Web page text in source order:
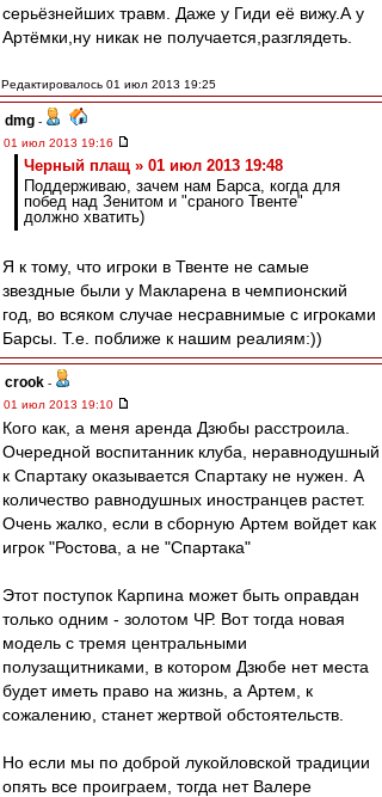
серьёзнейших травм. Даже у Гиди её вижу.А у
Артёмки,ну никак не получается,разглядеть.
Редактировалось 01 июл 2013 19:25
dmg -
01 июл 2013 19:16
Черный плащ » 01 июл 2013 19:48
Поддерживаю, зачем нам Барса, когда для
побед над Зенитом и "сраного Твенте"
должно хватить)
Я к тому, что игроки в Твенте не самые
звездные были у Макларена в чемпионский
год, во всяком случае несравнимые с игроками
Барсы. Т.е. поближе к нашим реалиям:))
crook -
01 июл 2013 19:10
Кого как, а меня аренда Дзюбы расстроила.
Очередной воспитанник клуба, неравнодушный
к Спартаку оказывается Спартаку не нужен. А
количество равнодушных иностранцев растет.
Очень жалко, если в сборную Артем войдет как
игрок "Ростова, а не "Спартака"
Этот поступок Карпина может быть оправдан
только одним - золотом ЧР. Вот тогда новая
модель с тремя центральными
полузащитниками, в котором Дзюбе нет места
будет иметь право на жизнь, а Артем, к
сожалению, станет жертвой обстоятельств.
Но если мы по доброй лукойловской традиции
опять все проиграем, тогда нет Валере